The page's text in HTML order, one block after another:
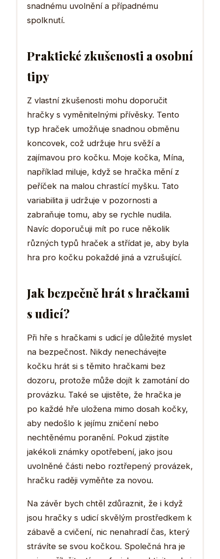
snadnému uvolnění a případnému
spolknutí.
Praktické zkušenosti a osobní
tipy
Z vlastní zkušenosti mohu doporučit
hračky s vyměnitelnými přívěsky. Tento
typ hraček umožňuje snadnou obměnu
koncovek, což udržuje hru svěží a
zajímavou pro kočku. Moje kočka, Mína,
například miluje, když se hračka mění z
peříček na malou chrastící myšku. Tato
variabilita ji udržuje v pozornosti a
zabraňuje tomu, aby se rychle nudila.
Navíc doporučuji mít po ruce několik
různých typů hraček a střídat je, aby byla
hra pro kočku pokaždé jiná a vzrušující.
Jak bezpečně hrát s hračkami
s udicí?
Při hře s hračkami s udicí je důležité myslet
na bezpečnost. Nikdy nenechávejte
kočku hrát si s těmito hračkami bez
dozoru, protože může dojít k zamotání do
provázku. Také se ujistěte, že hračka je
po každé hře uložena mimo dosah kočky,
aby nedošlo k jejímu zničení nebo
nechtěnému poranění. Pokud zjistíte
jakékoli známky opotřebení, jako jsou
uvolněné části nebo roztřepený provázek,
hračku raději vyměňte za novou.
Na závěr bych chtěl zdůraznit, že i když
jsou hračky s udicí skvělým prostředkem k
zábavě a cvičení, nic nenahradí čas, který
strávíte se svou kočkou. Společná hra je